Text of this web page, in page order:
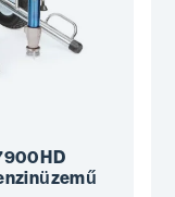
évekig
Honda
HD